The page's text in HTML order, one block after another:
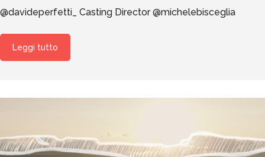
@davideperfetti_ Casting Director @michelebisceglia
Leggi tutto